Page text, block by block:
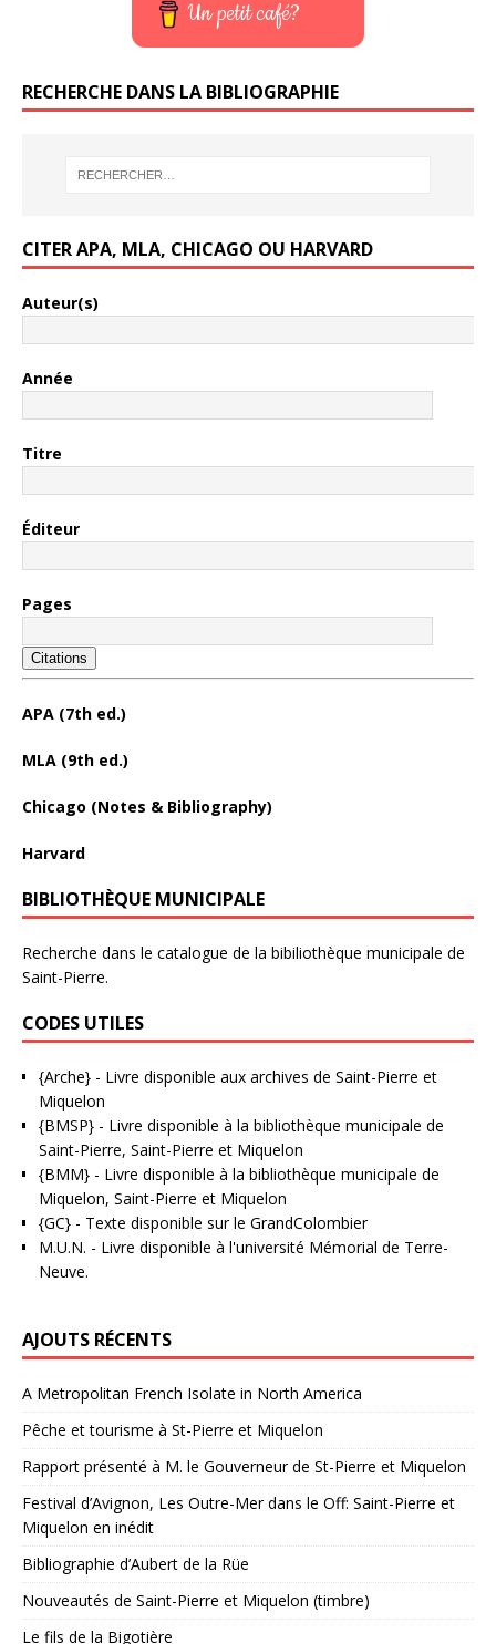
Un petit café?
RECHERCHE DANS LA BIBLIOGRAPHIE
CITER APA, MLA, CHICAGO OU HARVARD
Auteur(s)
Année
Titre
Éditeur
Pages
Citations
APA (7th ed.)
MLA (9th ed.)
Chicago (Notes & Bibliography)
Harvard
BIBLIOTHÈQUE MUNICIPALE
Recherche dans le catalogue de la bibiliothèque municipale de
Saint-Pierre.
CODES UTILES
{Arche} - Livre disponible aux archives de Saint-Pierre et
Miquelon
{BMSP} - Livre disponible à la bibliothèque municipale de
Saint-Pierre, Saint-Pierre et Miquelon
{BMM} - Livre disponible à la bibliothèque municipale de
Miquelon, Saint-Pierre et Miquelon
{GC} - Texte disponible sur le GrandColombier
M.U.N. - Livre disponible à l'université Mémorial de Terre-
Neuve.
AJOUTS RÉCENTS
A Metropolitan French Isolate in North America
Pêche et tourisme à St-Pierre et Miquelon
Rapport présenté à M. le Gouverneur de St-Pierre et Miquelon
Festival d’Avignon, Les Outre-Mer dans le Off: Saint-Pierre et
Miquelon en inédit
Bibliographie d’Aubert de la Rüe
Nouveautés de Saint-Pierre et Miquelon (timbre)
Le fils de la Bigotière